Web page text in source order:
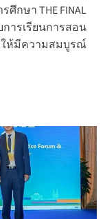
กษา THE FINAL
บการเรียนการสอน
ห้มีความสมบูรณ์